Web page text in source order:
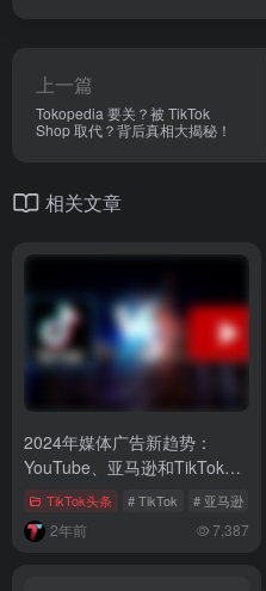
上一篇
Tokopedia 要关？被 TikTok
Shop 取代？背后真相大揭秘！
相关文章
2024年媒体广告新趋势：
YouTube、亚马逊和TikTok领
先 TikTok头条 # TikTok # 亚马逊
2年前 7,387